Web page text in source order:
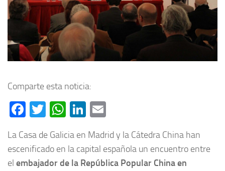
Comparte esta noticia:
Facebook
Twitter
WhatsApp
LinkedIn
La Casa de Galicia en Madrid y la Cátedra China han
escenificado en la capital española un encuentro entre
el embajador de la República Popular China en